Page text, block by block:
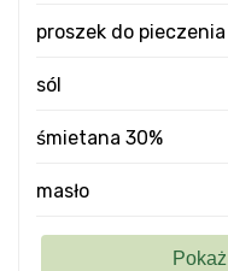
proszek do pieczenia
sól
śmietana 30%
masło